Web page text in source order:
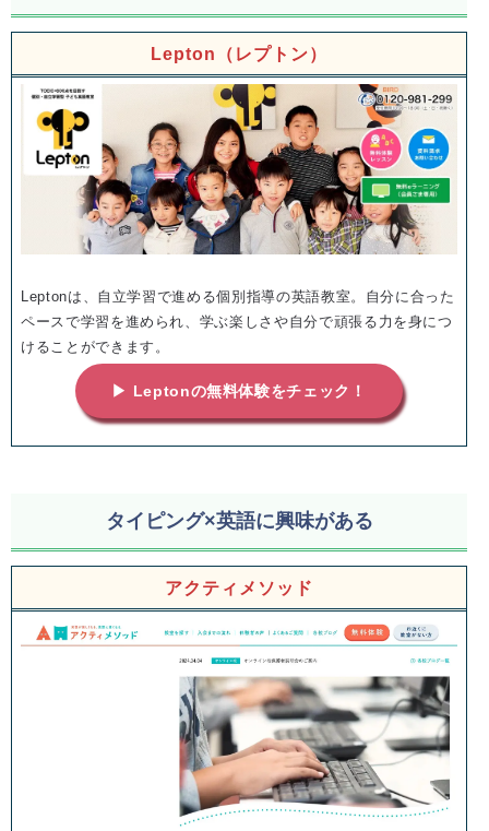
Lepton（レプトン）
Leptonは、自立学習で進める個別指導の英語教室。自分に合った
ペースで学習を進められ、学ぶ楽しさや自分で頑張る力を身につ
けることができます。
▶ Leptonの無料体験をチェック！
タイピング×英語に興味がある
アクティメソッド